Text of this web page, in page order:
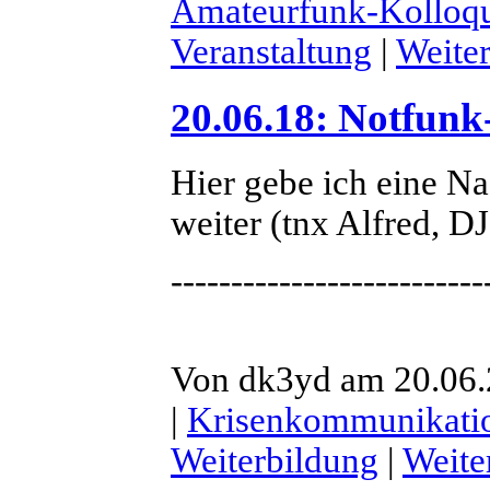
Amateurfunk-
Veranstaltung |
20.06.18:
Hier gebe ich eine
weiter (tnx Alfred,
Von dk3yd am
|
Weiterbildung |